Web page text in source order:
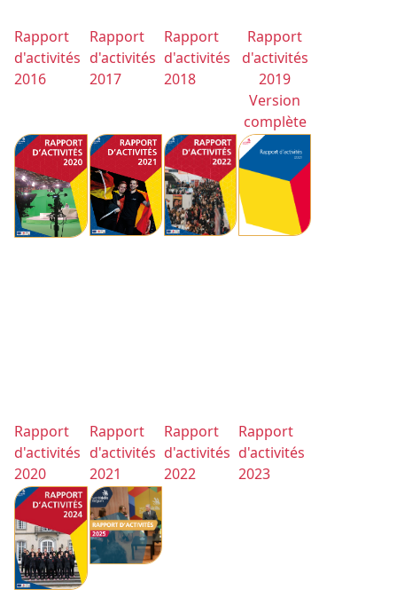
Rapport
d'activités
2016
Rapport
d'activités
2017
Rapport
d'activités
2018
Rapport
d'activités
2019
Version
complète
Rapport
d'activités
2020
Rapport
d'activités
2021
Rapport
d'activités
2022
Rapport
d'activités
2023